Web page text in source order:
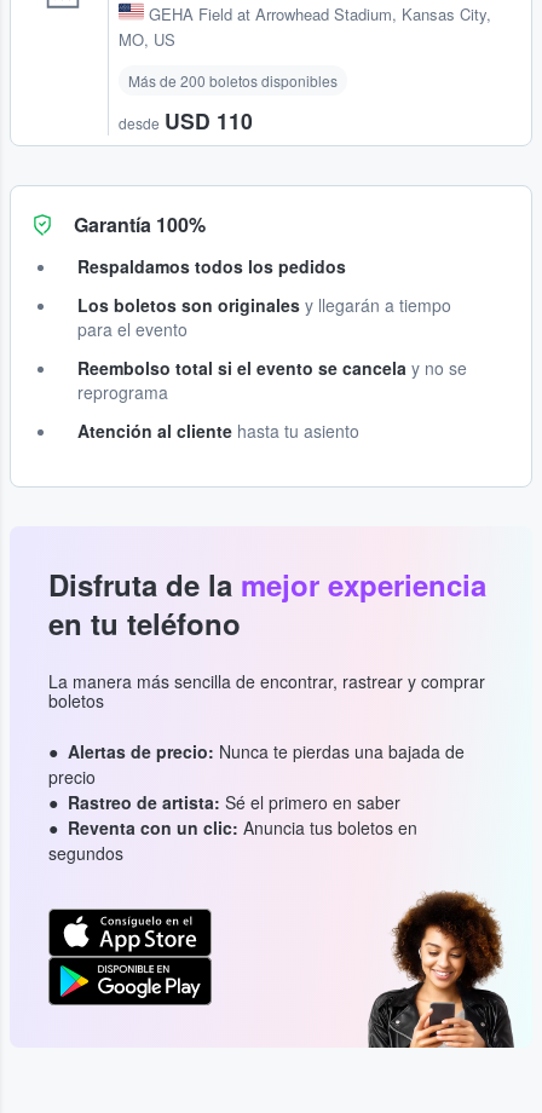
GEHA Field at Arrowhead Stadium, Kansas City,
MO, US
Más de 200 boletos disponibles
desde USD 110
Garantía 100%
Respaldamos todos los pedidos
Los boletos son originales y llegarán a tiempo
para el evento
Reembolso total si el evento se cancela y no se
reprograma
Atención al cliente hasta tu asiento
Disfruta de la mejor experiencia
en tu teléfono
La manera más sencilla de encontrar, rastrear y comprar
boletos
Alertas de precio: Nunca te pierdas una bajada de
precio
Rastreo de artista: Sé el primero en saber
Reventa con un clic: Anuncia tus boletos en
segundos